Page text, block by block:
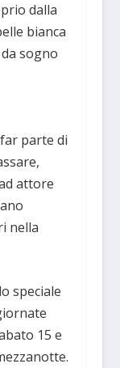
dalla
bianca
sogno
parte di
attore
nella
speciale
15 e